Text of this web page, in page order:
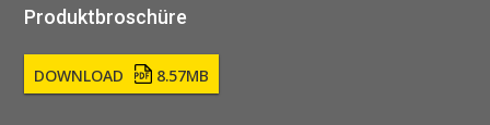
Produktbroschüre
DOWNLOAD 8.57MB